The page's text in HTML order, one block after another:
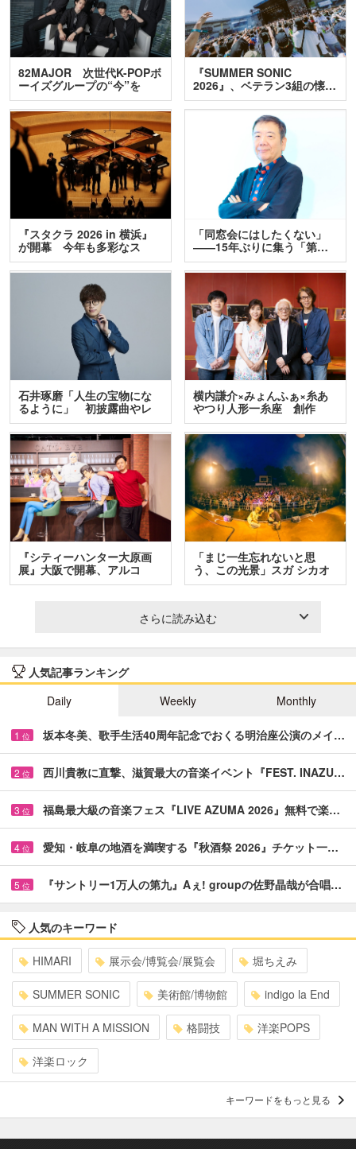
82MAJOR 次世代K-POPボ
ーイズグループの“今”を
訊…
『SUMMER SONIC
2026』、ベテラン3組の懐…
『スタクラ 2026 in 横浜』
が開幕 今年も多彩なス
テ…
「同窓会にはしたくない」
――15年ぶりに集う「第…
石井琢磨「人生の宝物にな
るように」 初披露曲やレ
ア…
横内謙介×みょんふぁ×糸あ
やつり人形一糸座 創作
人…
『シティーハンター大原画
展』大阪で開幕、アルコ
＆…
「まじ一生忘れないと思
う、この光景」スガ シカオ
と…
さらに読み込む
人気記事ランキング
Daily
Weekly Monthly
1 位 坂本冬美、歌手生活40周年記念でおくる明治座公演のメイ…
2 位 西川貴教に直撃、滋賀最大の音楽イベント『FEST. INAZU…
3 位 福島最大級の音楽フェス『LIVE AZUMA 2026』無料で楽…
4 位 愛知・岐阜の地酒を満喫する『秋酒祭 2026』チケット一…
5 位 『サントリー1万人の第九』Aぇ! groupの佐野晶哉が合唱…
人気のキーワード
HIMARI 展示会/博覧会/展覧会 堀ちえみ
SUMMER SONIC 美術館/博物館 indigo la End
MAN WITH A MISSION 格闘技 洋楽POPS
洋楽ロック
キーワードをもっと見る